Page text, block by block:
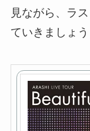
見ながら、ラ
ていきましょう